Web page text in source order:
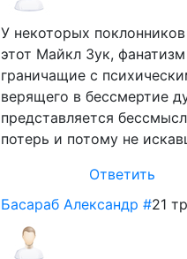
У некоторых
этот Майкл Зук,
граничащие с
верящего в бессмертие
представляется
потерь и потому не
Ответить
Басараб Александр #21